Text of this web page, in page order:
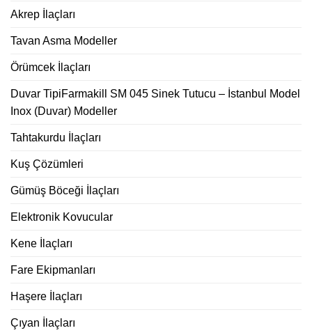
Akrep İlaçları
Tavan Asma Modeller
Örümcek İlaçları
Duvar TipiFarmakill SM 045 Sinek Tutucu – İstanbul Model
Inox (Duvar) Modeller
Tahtakurdu İlaçları
Kuş Çözümleri
Gümüş Böceği İlaçları
Elektronik Kovucular
Kene İlaçları
Fare Ekipmanları
Haşere İlaçları
Çıyan İlaçları